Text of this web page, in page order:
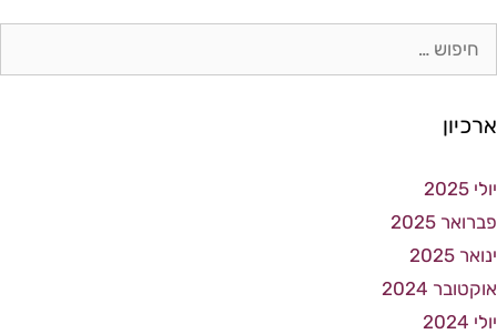
ארכיון
יולי 2025
פברואר 2025
ינואר 2025
אוקטובר 2024
יולי 2024